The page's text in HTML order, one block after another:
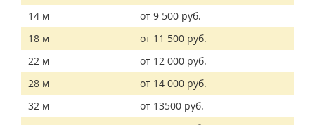
14 м
от 9 500 руб.
18 м
от 11 500 руб.
22 м
от 12 000 руб.
28 м
от 14 000 руб.
32 м
от 13500 руб.